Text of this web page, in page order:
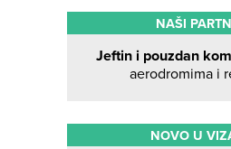
NAŠI
Jeftin i pouzdan
aerodromima i
NOVO U